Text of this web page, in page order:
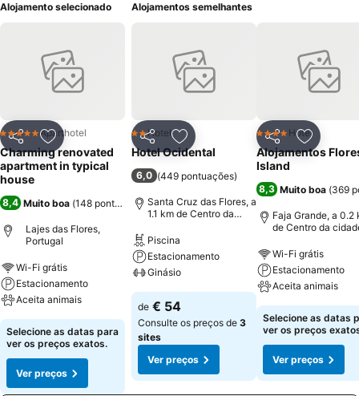
Alojamento selecionado
PartilharAdicionar aos favoritos
5 EstrelasAparthotel
Charming renovated
apartment in typical
house
8,4 Muito boa (148 pontuações)
Lajes das Flores,
Portugal
Wi-Fi grátis
Estacionamento
Aceita animais
Selecione as datas para
ver os preços exatos.
Ver preços
Alojamentos semelhantes
PartilharAdicionar aos favoritos
2 Estrelas
Hotel
Hotel Ocidental
6,0 (449 pontuações)
Santa Cruz das Flores, a
1.1 km de Centro da
Piscina
Estacionamento
Ginásio
de € 54
Consulte os preços de 3
sites
Ver preços
Partilhar
4 EstrelasHotel
Alojamentos
Island
8,3 Muito boa (369
Faja Grande, a 0.2
de Centro da
Wi-Fi grátis
Estacionamento
Aceita animais
Selecione as datas
ver os preços
Ver preços